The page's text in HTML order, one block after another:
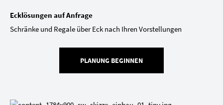
Ecklösungen auf Anfrage
Schränke und Regale über Eck nach Ihren Vorstellungen
PLANUNG BEGINNEN